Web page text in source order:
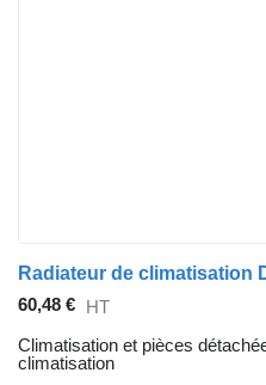
60,48 € HT
Climatisation et pièces
climatisation